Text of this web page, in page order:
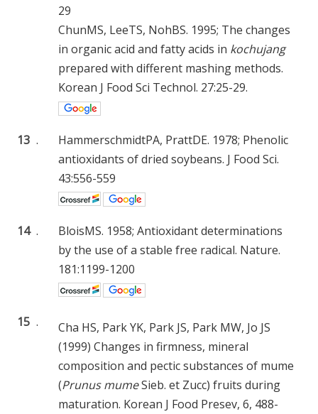
29
ChunMS, LeeTS, NohBS. 1995; The changes
in organic acid and fatty acids in kochujang
prepared with different mashing methods.
Korean J Food Sci Technol. 27:25-29.
13 .
HammerschmidtPA, PrattDE. 1978; Phenolic
antioxidants of dried soybeans. J Food Sci.
43:556-559
14 .
BloisMS. 1958; Antioxidant determinations
by the use of a stable free radical. Nature.
181:1199-1200
15 .
Cha HS, Park YK, Park JS, Park MW, Jo JS
(1999) Changes in firmness, mineral
composition and pectic substances of mume
(Prunus mumeSieb. et Zucc) fruits during
maturation. Korean J Food Presev, 6, 488-